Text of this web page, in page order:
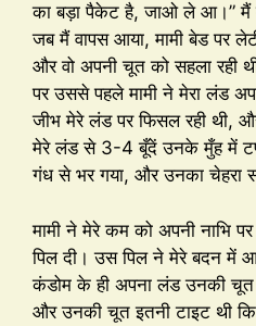
का बड़ा पैकेट है, जाओ ले आ।” मैं
जब मैं वापस आया, मामी बेड पर
और वो अपनी चूत को सहला रही
पर उससे पहले मामी ने मेरा लंड
जीभ मेरे लंड पर फिसल रही थी,
मेरे लंड से 3-4 बूँदें उनके मुँह में
गंध से भर गया, और उनका चेहरा
मामी ने मेरे कम को अपनी नाभि
पिल दी। उस पिल ने मेरे बदन में
कंडोम के ही अपना लंड उनकी चूत
और उनकी चूत इतनी टाइट थी